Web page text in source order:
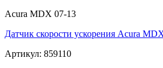
Acura MDX 07-13
Датчик скорости ускорения Acura
Артикул: 859110